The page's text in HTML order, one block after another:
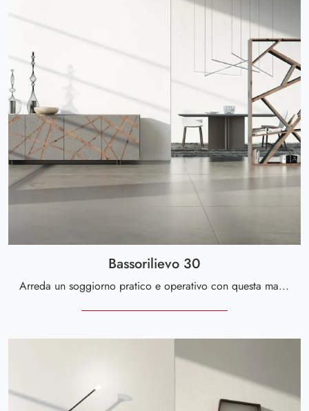
Bassorilievo 30
Arreda un soggiorno pratico e operativo con questa madia Bassorilievo 30 di Voltan: scopri le più belle Madie in materico.